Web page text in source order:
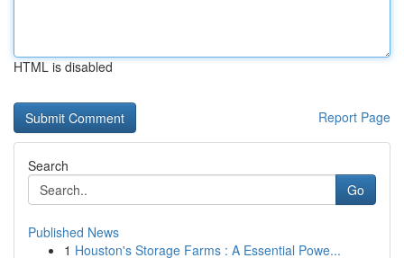
HTML is disabled
Report Page
Search
Go
Published News
1 Houston's Storage Farms : A Essential Powe...